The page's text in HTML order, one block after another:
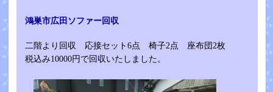
鴻巣市広田ソファー回収
二階より回収 応接セット6点 椅子2点 座布団2枚
税込み10000円で回収いたしました。